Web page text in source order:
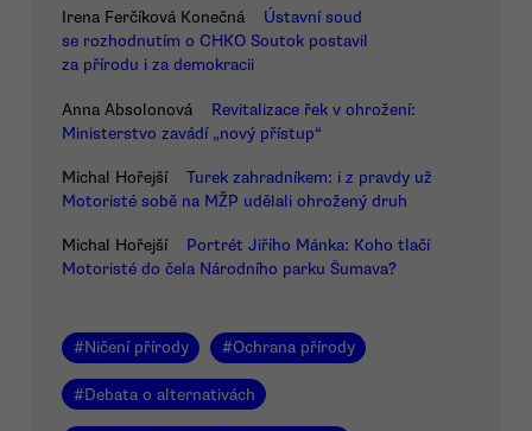
Irena Ferčíková Konečná
Ústavní soud
se rozhodnutím o CHKO Soutok postavil
za přírodu i za demokracii
Anna Absolonová
Revitalizace řek v ohrožení:
Ministerstvo zavádí „nový přístup“
Michal Hořejší
Turek zahradníkem: i z pravdy už
Motoristé sobě na MŽP udělali ohrožený druh
Michal Hořejší
Portrét Jiřího Mánka: Koho tlačí
Motoristé do čela Národního parku Šumava?
#Ničení přírody #Ochrana přírody
#Debata o alternativách